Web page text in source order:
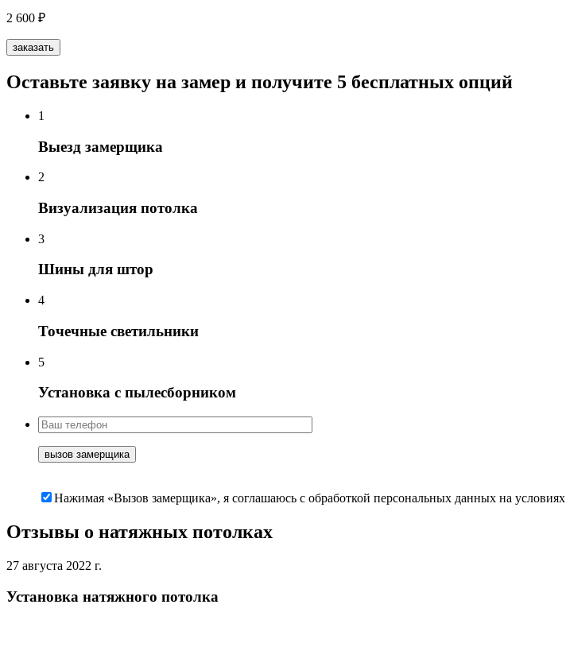
2 600 ₽
заказать
Оставьте заявку на замер и получите 5 бесплатных опций
1
Выезд замерщика
2
Визуализация потолка
3
Шины для штор
4
Точечные светильники
5
Установка с пылесборником
Нажимая «Вызов замерщика», я соглашаюсь c обработкой персональных данных на условиях
Отзывы о натяжных потолках
27 августа 2022 г.
Установка натяжного потолка